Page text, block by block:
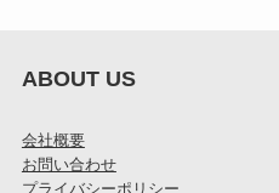
ABOUT US
会社概要
お問い合わせ
プライバシーポリシー